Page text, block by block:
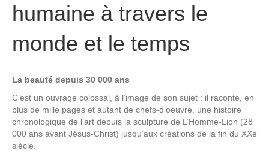
humaine à travers le
monde et le temps
La beauté depuis 30 000 ans
C’est un ouvrage colossal, à l’image de son sujet : il raconte, en
plus de mille pages et autant de chefs-d’oeuvre, une histoire
chronologique de l’art depuis la sculpture de L’Homme-Lion (28
000 ans avant Jésus-Christ) jusqu’aux créations de la fin du XXe
siècle.